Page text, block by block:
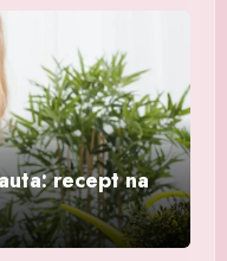
recept na